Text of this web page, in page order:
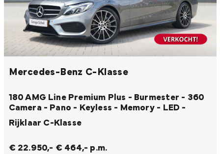
Mercedes-Benz C-Klasse
180 AMG Line Premium Plus - Burmester - 360
Camera - Pano - Keyless - Memory - LED -
Rijklaar C-Klasse
€ 22.950,- € 464,- p.m.